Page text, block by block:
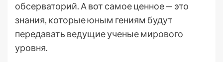
обсерваторий. А вот самое ценное — это
знания, которые юным гениям будут
передавать ведущие ученые мирового
уровня.